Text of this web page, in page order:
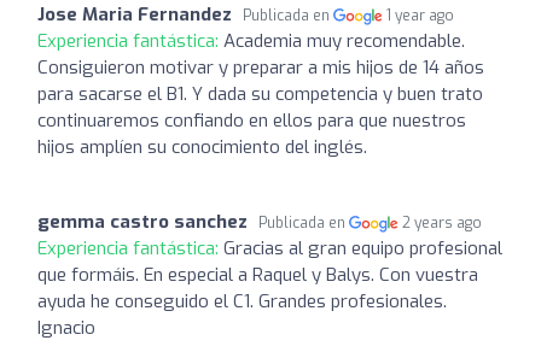
Jose Maria Fernandez Publicada en 1 year ago
Experiencia fantástica: Academia muy recomendable.
Consiguieron motivar y preparar a mis hijos de 14 años
para sacarse el B1. Y dada su competencia y buen trato
continuaremos confiando en ellos para que nuestros
hijos amplíen su conocimiento del inglés.
gemma castro sanchez Publicada en 2 years ago
Experiencia fantástica: Gracias al gran equipo profesional
que formáis. En especial a Raquel y Balys. Con vuestra
ayuda he conseguido el C1. Grandes profesionales.
Ignacio